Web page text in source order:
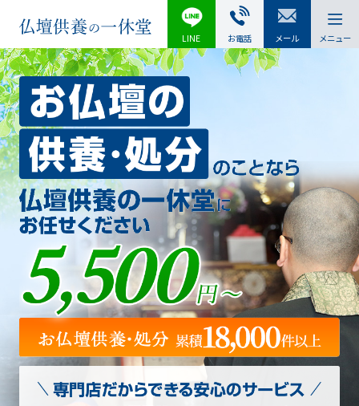
LINE お電話 メール メニュー